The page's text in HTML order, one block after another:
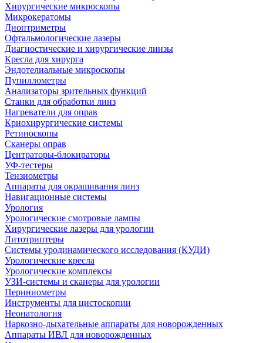
Хирургические микроскопы
Микрокератомы
Диоптриметры
Офтальмологические лазеры
Диагностические и хирургические линзы
Кресла для хирурга
Эндотелиальные микроскопы
Пупиллометры
Анализаторы зрительных функций
Станки для обработки линз
Нагреватели для оправ
Криохирургические системы
Ретиноскопы
Сканеры оправ
Центраторы-блокираторы
УФ-тестеры
Тензиометры
Аппараты для окрашивания линз
Навигационные системы
Урология
Урологические смотровые лампы
Хирургические лазеры для урологии
Литотриптеры
Системы уродинамического исследования (КУДИ)
Урологические кресла
Урологические комплексы
УЗИ-системы и сканеры для урологии
Периниометры
Инструменты для цистоскопии
Неонатология
Наркозно-дыхательные аппараты для новорожденных
Аппараты ИВЛ для новорожденных